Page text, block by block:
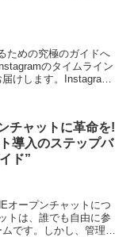
ための究極のガイドへ
のタイムライン
けします。Instagram
チャットに革命を!
導入のステップバ
ド”
オープンチャットにつ
トは、誰でも自由に参
です。しかし、管理者